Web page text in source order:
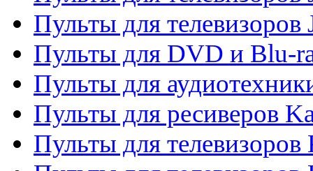
Пульты для телевизоров
Пульты для DVD и Blu-
Пульты для
Пульты для ресиверов
Пульты для телевизоров